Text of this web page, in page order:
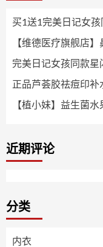
买1送1完美日记女
【维德医疗旗舰店
完美日记女孩同款
正品芦荟胶祛痘印补
【植小妹】益生菌
近期评论
分类
内衣